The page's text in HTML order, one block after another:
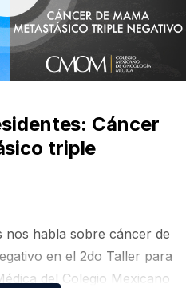
Cáncer
triple
habla sobre cáncer de
en el 2do Taller para
del Colegio Mexicano